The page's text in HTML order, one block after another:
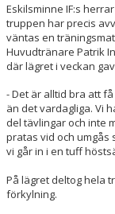
Eskilsminne IF:s
truppen har precis
väntas en
Huvudtränare Patrik
där lägret i veckan
- Det är alltid bra att
än det vardagliga. Vi
del tävlingar och inte
pratas vid och umgås
vi går in i en tuff
På lägret deltog hela
förkylning.